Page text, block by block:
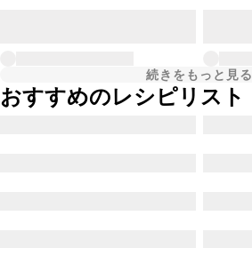
続きをもっと見る
おすすめのレシピリスト